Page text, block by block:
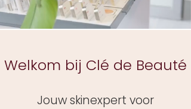
Welkom bij Clé de Beauté
Jouw skinexpert voor